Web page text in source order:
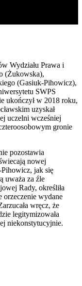
Wydziału Prawa i
(Żukowska),
(Gasiuk-Pihowicz),
SWPS
ukończył w 2018 roku,
uzyskał
uczelni wcześniej
gronie
pozostawia
nowej
jak się
uważa za źle
Rady, określiła
orzeczenie wydane
wręcz, że
legitymizowała
niekonstytucyjnie.